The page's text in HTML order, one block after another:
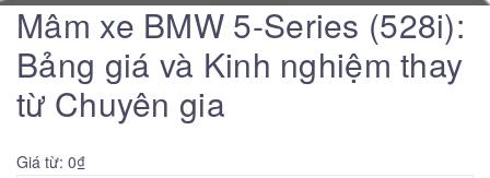
Mâm xe BMW 5-Series (528i):
Bảng giá và Kinh nghiệm thay
từ Chuyên gia
Giá từ: 0₫